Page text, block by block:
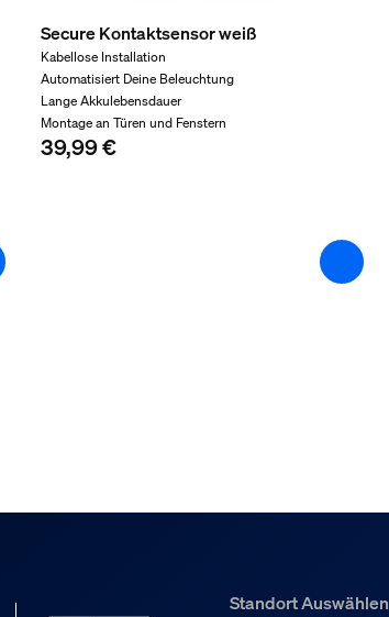
Secure Kontaktsensor weiß
Kabellose Installation
Automatisiert Deine Beleuchtung
Lange Akkulebensdauer
Montage an Türen und Fenstern
39,99 €
Standort Auswählen